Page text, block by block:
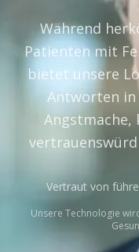
Während
Patienten mit
bietet unsere
Antworten in
Angstmache,
Vertraut von
Unsere Technologie